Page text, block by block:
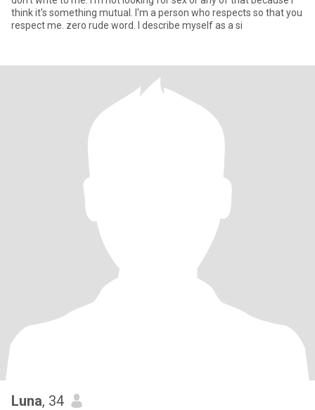
think it's something mutual. I'm a person who respects so that you
respect me. zero rude word. I describe myself as a si
Luna, 34